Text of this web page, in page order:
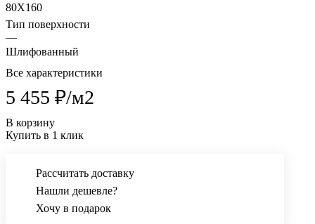
80X160
Тип поверхности
—
Шлифованный
Все характеристики
5 455 ₽/м2
В корзину
Купить в 1 клик
Рассчитать доставку
Нашли дешевле?
Хочу в подарок